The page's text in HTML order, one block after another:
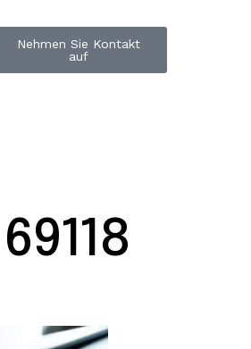
Nehmen Sie Kontakt
auf